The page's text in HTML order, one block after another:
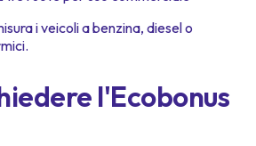
i veicoli a benzina, diesel o
l'Ecobonus